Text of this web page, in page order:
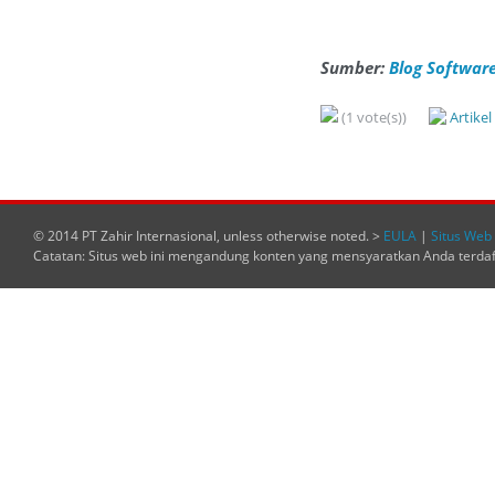
Sumber: Blog
(1 vote(s))
© 2014 PT Zahir Internasional, unless otherwise noted. > EULA | Situs
Catatan: Situs web ini mengandung konten yang mensyaratkan Anda